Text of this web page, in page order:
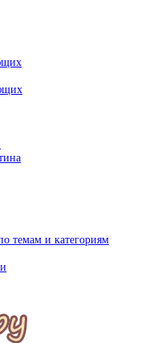
темам и категориям